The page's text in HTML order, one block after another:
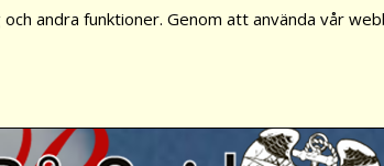
andra funktioner. Genom att använda vår